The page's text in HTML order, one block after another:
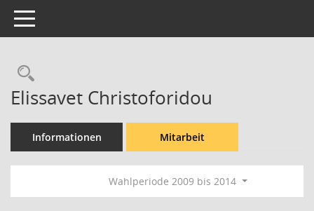
Toggle navigation
Rechercheauswahl
Elissavet Christoforidou
Informationen Mitarbeit
Wahlperiode 2009 bis 2014